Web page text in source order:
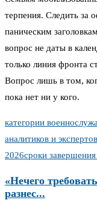
терпения. Следить за
паническим
вопрос не даты в
только линия фронта
Вопрос лишь в том,
пока нет ни у кого.
категории
аналитиков и экспертов
2026сроки
«Нечего
разнес...